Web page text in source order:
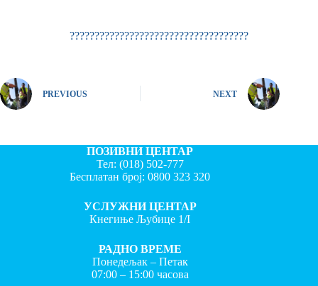
????????????????????????????????????
PREVIOUS NEXT
ПОЗИВНИ ЦЕНТАР
Тел: (018) 502-777
Бесплатан број:0800 323 320
УСЛУЖНИ ЦЕНТАР
Кнегиње Љубице 1/I
РАДНО ВРЕМЕ
Понедељак – Петак
07:00 – 15:00 часова